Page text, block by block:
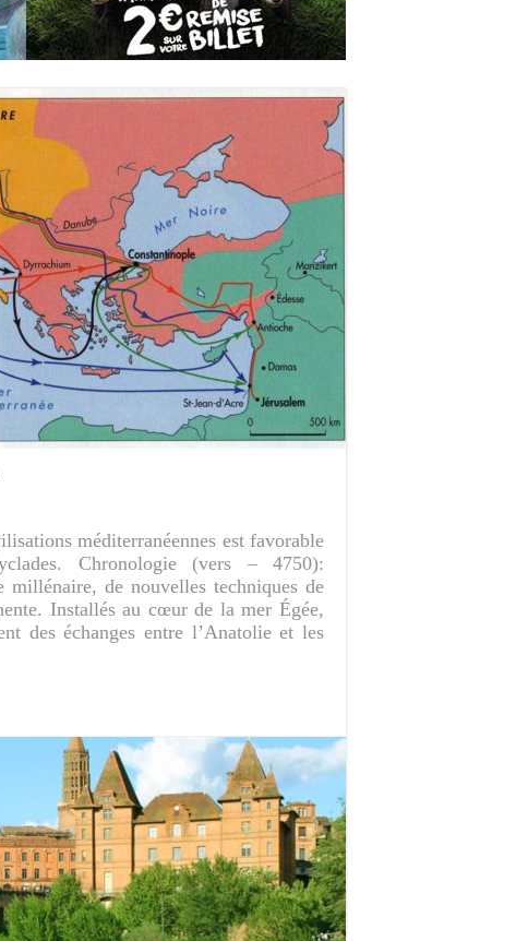
méditerranéennes est favorable
Chronologie (vers – 4750):
de nouvelles techniques de
Installés au cœur de la mer Égée,
des échanges entre l’Anatolie et les